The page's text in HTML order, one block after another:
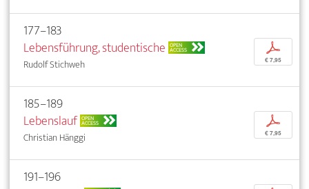
177–183
Lebensführung, studentische OPEN
ACCESS
Rudolf Stichweh
p
€ 7,95
185–189
Lebenslauf OPEN
ACCESS
Christian Hänggi
p
€ 7,95
191–196